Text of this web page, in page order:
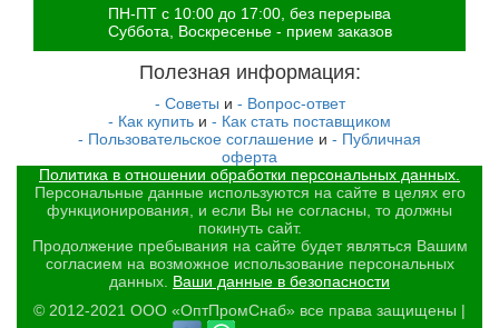
ПН-ПТ с 10:00 до 17:00, без перерыва
Суббота, Воскресенье - прием заказов
Полезная информация:
- Советы и - Вопрос-ответ
- Как купить и - Как стать поставщиком
- Пользовательское соглашение и - Публичная
оферта
Политика в отношении обработки персональных данных.
Персональные данные используются на сайте в целях его
функционирования, и если Вы не согласны, то должны
покинуть сайт.
Продолжение пребывания на сайте будет являться Вашим
согласием на возможное использование персональных
данных. Ваши данные в безопасности
© 2012-2021 ООО «ОптПромСнаб» все права защищены |